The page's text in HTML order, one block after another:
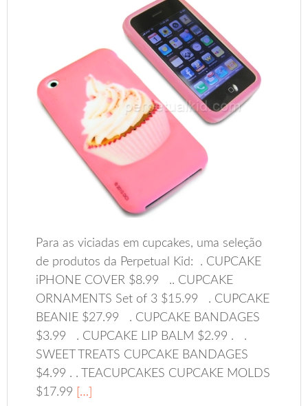
Para as viciadas em cupcakes, uma seleção
de produtos da Perpetual Kid: . CUPCAKE
iPHONE COVER $8.99 .. CUPCAKE
ORNAMENTS Set of 3 $15.99 . CUPCAKE
BEANIE $27.99 . CUPCAKE BANDAGES
$3.99 . CUPCAKE LIP BALM $2.99 . .
SWEET TREATS CUPCAKE BANDAGES
$4.99 . . TEACUPCAKES CUPCAKE MOLDS
$17.99 […]